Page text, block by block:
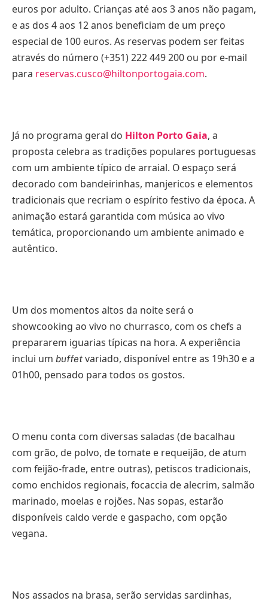
euros por adulto. Crianças até aos 3 anos não pagam,
e as dos 4 aos 12 anos beneficiam de um preço
especial de 100 euros. As reservas podem ser feitas
através do número (+351) 222 449 200 ou por e-mail
para reservas.cusco@hiltonportogaia.com.
Já no programa geral do Hilton Porto Gaia, a
proposta celebra as tradições populares portuguesas
com um ambiente típico de arraial. O espaço será
decorado com bandeirinhas, manjericos e elementos
tradicionais que recriam o espírito festivo da época. A
animação estará garantida com música ao vivo
temática, proporcionando um ambiente animado e
autêntico.
Um dos momentos altos da noite será o
showcooking ao vivo no churrasco, com os chefs a
prepararem iguarias típicas na hora. A experiência
inclui um buffet variado, disponível entre as 19h30 e a
01h00, pensado para todos os gostos.
O menu conta com diversas saladas (de bacalhau
com grão, de polvo, de tomate e requeijão, de atum
com feijão-frade, entre outras), petiscos tradicionais,
como enchidos regionais, focaccia de alecrim, salmão
marinado, moelas e rojões. Nas sopas, estarão
disponíveis caldo verde e gaspacho, com opção
vegana.
Nos assados na brasa, serão servidas sardinhas,